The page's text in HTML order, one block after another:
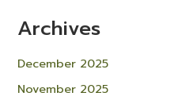
Archives
December 2025
November 2025